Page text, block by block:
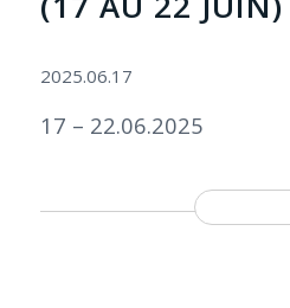
2025.06.17
17 – 22.06.2025